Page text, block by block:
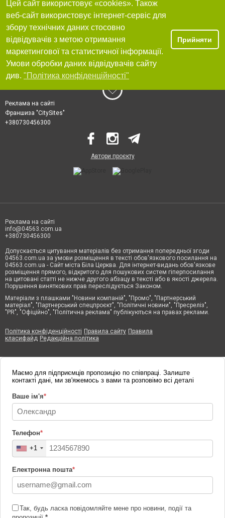
Цей сайт використовує «cookies». Також
веб-сайт використовує інтернет-сервіс для
збору технічних даних стосовно
відвідувачів з метою отримання
маркетингової та статистичної інформації.
Умови обробки даних відвідувачів сайту
див. "Політика конфіденційності"
Прийняти
Реклама на сайті
Франшиза "CitySites"
+380730456300
Автори проєкту
Реклама на сайті
info@04563.com.ua
+380730456300
Допускається цитування матеріалів без отримання попередньої згоди
04563.com.ua за умови розміщення в тексті обов'язкового посилання на
04563.com.ua - Сайт міста Біла Церква. Для інтернет-видань обов'язкове
розміщення прямого, відкритого для пошукових систем гіперпосилання
на цитовані статті не нижче другого абзацу в тексті або в якості джерела.
Порушення виняткових прав переслідується Законом.
Матеріали з плашками "Новини компаній", "Промо", "Партнерський
матеріал", "Партнерський спецпроєкт", "Політичні новини", "Пресреліз",
"PR", "Офіційно", "Політична реклама" публікуються на правах реклами.
Політика конфіденційності Правила сайту Правила
класифайд Редакційна політика
Маємо для підприємців пропозицію по співпраці. Залиште
контакті дані, ми зв'яжемось з вами та розповімо всі деталі
Ваше ім'я*
Телефон*
+1
Електронна пошта*
Так, будь ласка повідомляйте мене про новини, події та